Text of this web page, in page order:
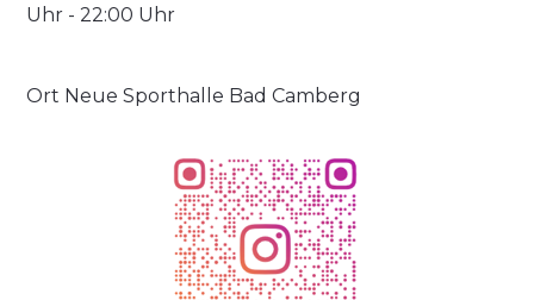
Uhr - 22:00 Uhr
Ort Neue Sporthalle Bad Camberg